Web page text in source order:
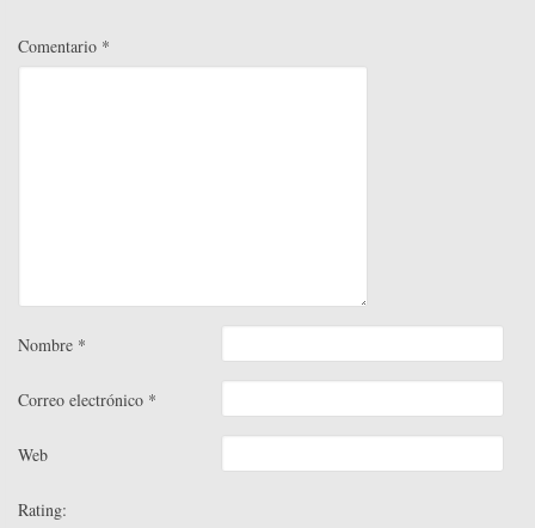
Comentario *
Nombre *
Correo electrónico *
Web
Rating: